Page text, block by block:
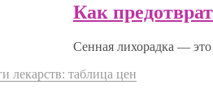
Как
Сенная лихорадка —
лекарств: таблица цен